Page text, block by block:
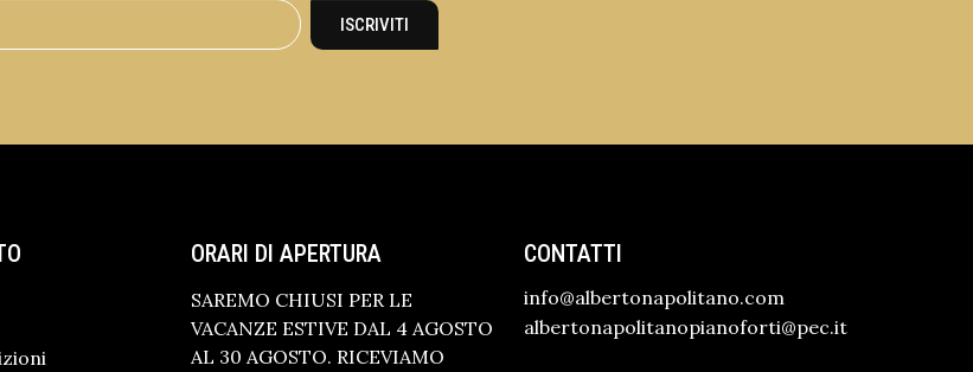
ISCRIVITI
ORARI DI APERTURA
SAREMO CHIUSI PER LE
VACANZE ESTIVE DAL 4 AGOSTO
AL 30 AGOSTO. RICEVIAMO
CONTATTI
info@albertonapolitano.com
albertonapolitanopianoforti@pec.it